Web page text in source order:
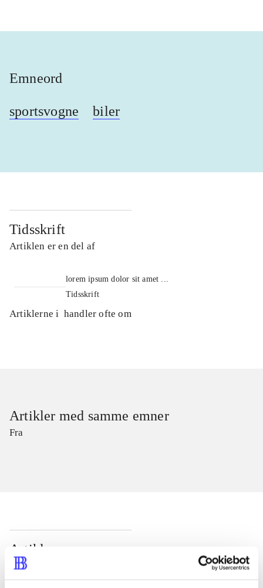
Emneord
sportsvogne biler
Tidsskrift
Artiklen er en del af
lorem ipsum dolor sit amet ...
Tidsskrift
Artiklerne i handler ofte om
Artikler med samme emner
Fra
Artikler
Alle registrerede artikler fordelt på udgivelser